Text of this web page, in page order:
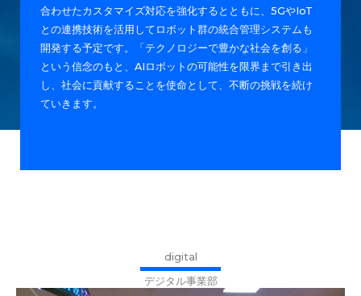
合わせたカスタマイズ対応を強化するとともに、5GやIoT
との連携技術を活用してロボット群の統合管理システムも
開発する予定です。「テクノロジーで豊かな社会を創る」
という信念のもと、AIロボットの可能性を限界まで引き出
し、社会に貢献することを使命として、不断の挑戦を続け
ていきます。
digital
デジタル事業部